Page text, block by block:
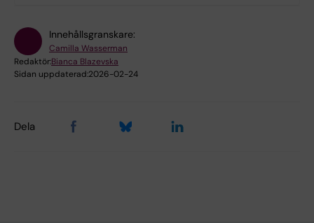
Innehållsgranskare:
Camilla Wasserman
Redaktör:Bianca Blazevska
Sidan uppdaterad:2026-02-24
Dela